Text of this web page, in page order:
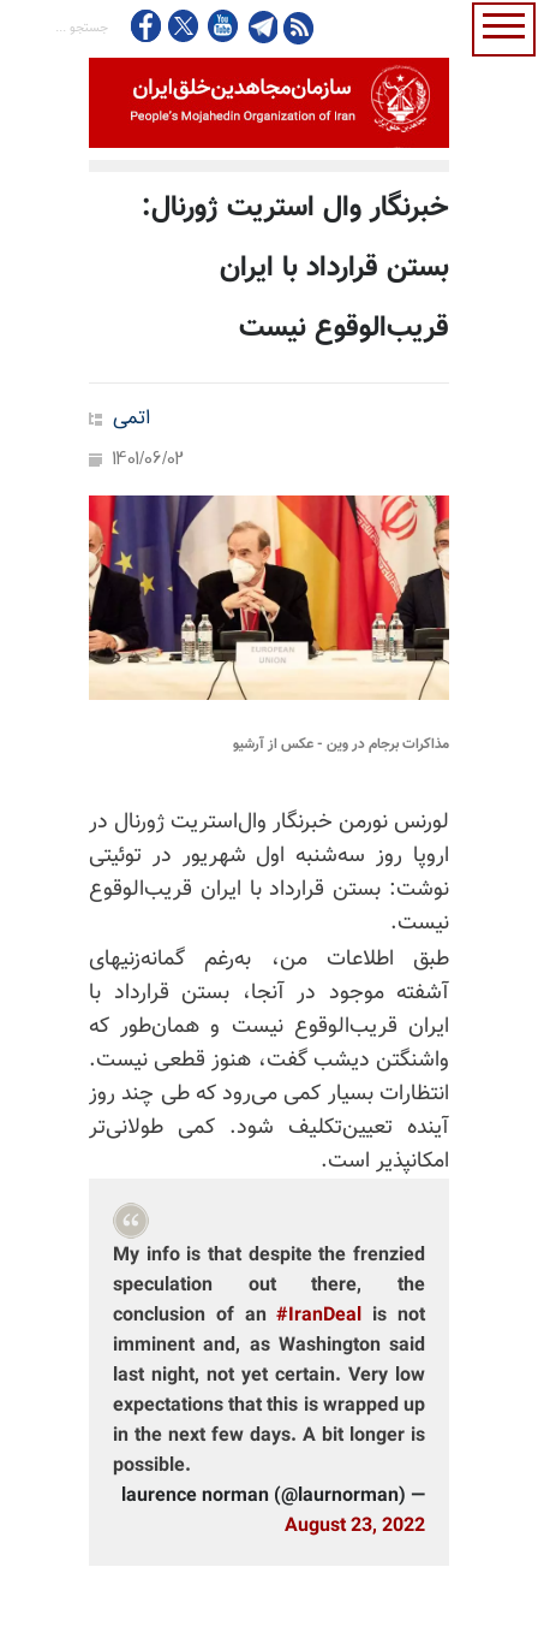
خبرنگار وال استریت ژورنال:
بستن قرارداد با ایران
قریب‌الوقوع نیست
اتمی
1401/06/02
مذاکرات برجام در وین - عکس از آرشیو
لورنس نورمن خبرنگار وال‌استریت ژورنال در
اروپا روز سه‌شنبه اول شهریور در توئیتی
نوشت: بستن قرارداد با ایران قریب‌الوقوع
نیست.
طبق اطلاعات من، به‌رغم گمانه‌زنیهای
آشفته موجود در آنجا، بستن قرارداد با
ایران قریب‌الوقوع نیست و همان‌طور که
واشنگتن دیشب گفت، هنوز قطعی نیست.
انتظارات بسیار کمی می‌رود که طی چند روز
آینده تعیین‌تکلیف شود. کمی طولانی‌تر
امکانپذیر است.
My info is that despite the frenzied
speculation out there, the
conclusion of an#IranDeal is not
imminent and, as Washington said
last night, not yet certain. Very low
expectations that this is wrapped up
in the next few days. A bit longer is
possible.
— laurence norman (@laurnorman)
August 23, 2022